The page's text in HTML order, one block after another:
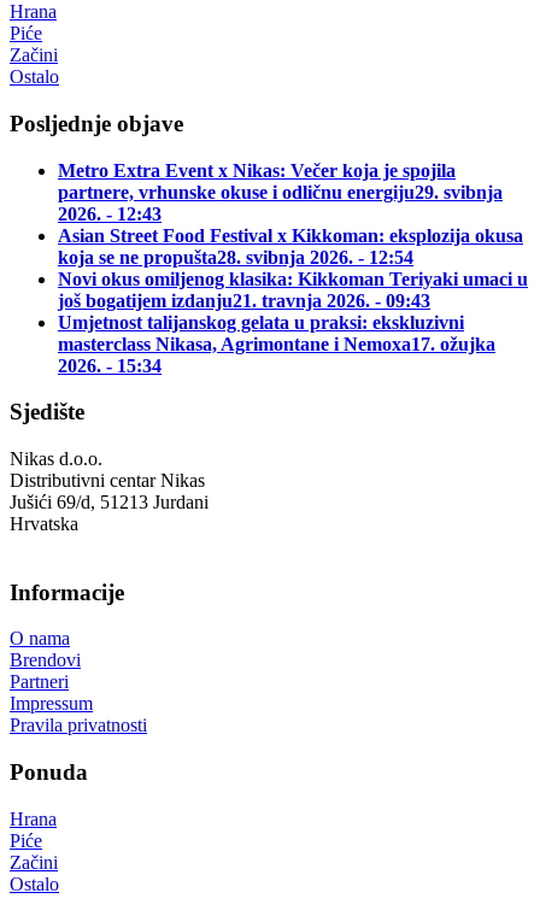
Hrana
Piće
Začini
Ostalo
Posljednje objave
Metro Extra Event x Nikas: Večer koja je spojila
partnere, vrhunske okuse i odličnu energiju29. svibnja
2026. - 12:43
Asian Street Food Festival x Kikkoman: eksplozija okusa
koja se ne propušta28. svibnja 2026. - 12:54
Novi okus omiljenog klasika: Kikkoman Teriyaki umaci u
još bogatijem izdanju21. travnja 2026. - 09:43
Umjetnost talijanskog gelata u praksi: ekskluzivni
masterclass Nikasa, Agrimontane i Nemoxa17. ožujka
2026. - 15:34
Sjedište
Nikas d.o.o.
Distributivni centar Nikas
Jušići 69/d, 51213 Jurdani
Hrvatska
Informacije
O nama
Brendovi
Partneri
Impressum
Pravila privatnosti
Ponuda
Hrana
Piće
Začini
Ostalo